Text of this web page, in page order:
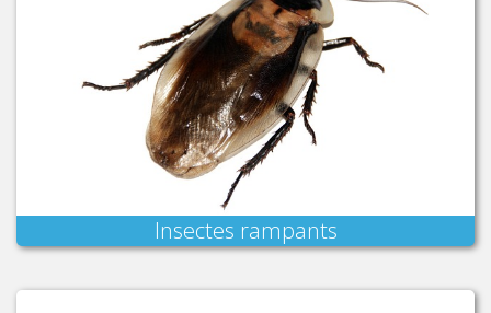
Insectes rampants